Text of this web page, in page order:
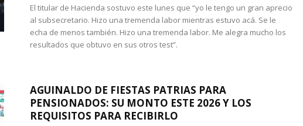
El titular de Hacienda sostuvo este lunes que “yo le tengo un gran aprecio
al subsecretario. Hizo una tremenda labor mientras estuvo acá. Se le
echa de menos también. Hizo una tremenda labor. Me alegra mucho los
resultados que obtuvo en sus otros test”.
AGUINALDO DE FIESTAS PATRIAS PARA
PENSIONADOS: SU MONTO ESTE 2026 Y LOS
REQUISITOS PARA RECIBIRLO